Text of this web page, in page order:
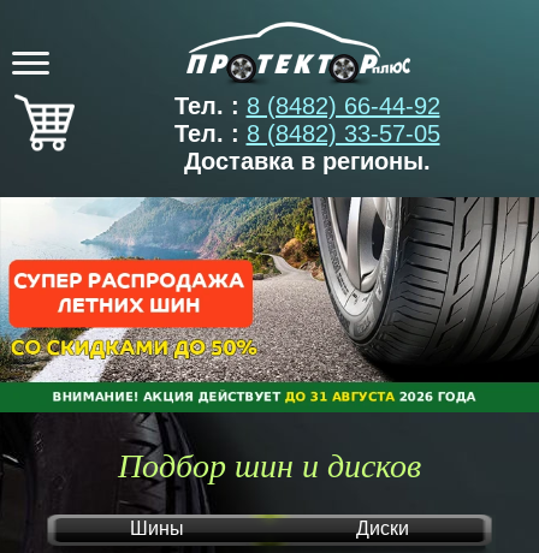
Тел. : 8 (8482) 66-44-92
Тел. : 8 (8482) 33-57-05
Доставка в регионы.
Подбор шин и дисков
Шины Диски